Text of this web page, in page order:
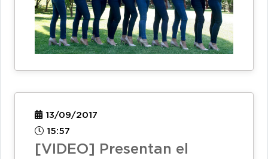
13/09/2017
15:57
[VIDEO] Presentan el